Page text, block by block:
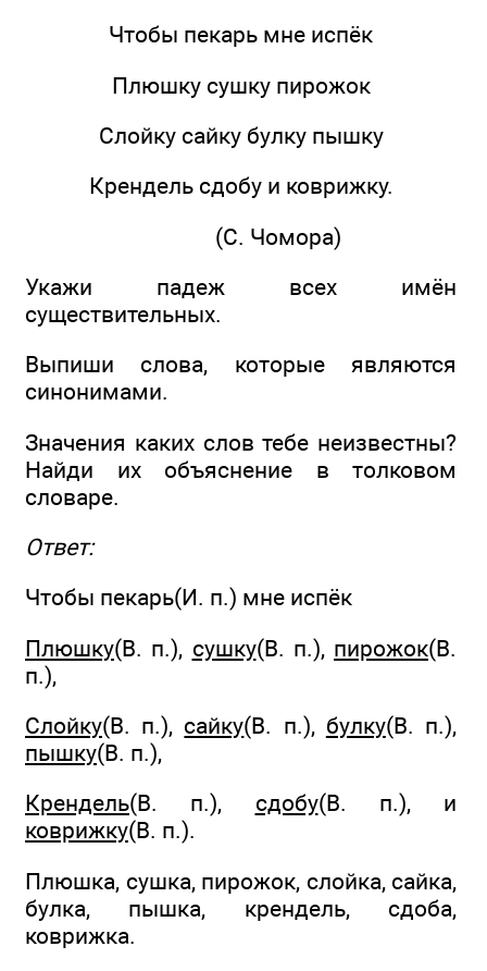
Чтобы пекарь мне испёк
Плюшку сушку пирожок
Слойку сайку булку пышку
Крендель сдобу и коврижку.
(С. Чомора)
Укажи падеж всех имён
существительных.
Выпиши слова, которые являются
синонимами.
Значения каких слов тебе неизвестны?
Найди их объяснение в толковом
словаре.
Ответ:
Чтобы пекарь(И. п.) мне испёк
Плюшку(В. п.), сушку(В. п.), пирожок(В.
п.),
Слойку(В. п.), сайку(В. п.), булку(В. п.),
пышку(В. п.),
Крендель(В. п.), сдобу(В. п.), и
коврижку(В. п.).
Плюшка, сушка, пирожок, слойка, сайка,
булка, пышка, крендель, сдоба,
коврижка.